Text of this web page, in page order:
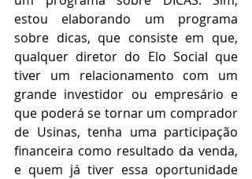
estou elaborando um programa
sobre dicas, que consiste em que,
qualquer diretor do Elo Social que
tiver um relacionamento com um
grande investidor ou empresário e
que poderá se tornar um comprador
de Usinas, tenha uma participação
financeira como resultado da venda,
e quem já tiver essa oportunidade